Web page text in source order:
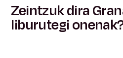
Zeintzuk dira
liburutegi